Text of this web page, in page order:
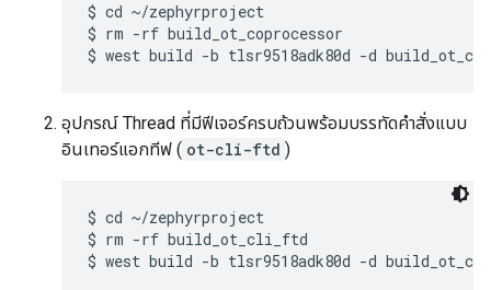
$ cd ~/zephyrproject
$ rm -rf build_ot_coprocessor
อุปกรณ์ Thread ที่มีฟีเจอร์ครบถ้วนพร้อมบรรทัดคำสั่งแบบ
อินเทอร์แอกทีฟ ( ot-cli-ftd )
$ cd ~/zephyrproject
$ rm -rf build_ot_cli_ftd